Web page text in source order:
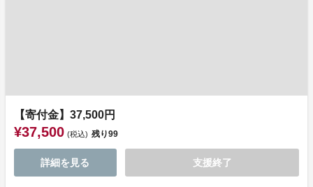
【寄付金】37,500円
¥37,500 (税込) 残り99
詳細を見る 支援終了